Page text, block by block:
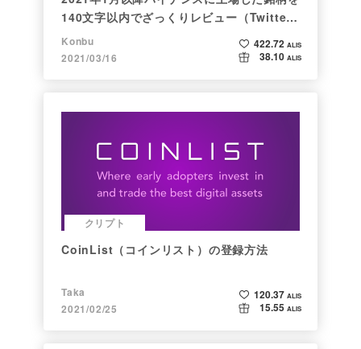
140文字以内でざっくりレビュー（Twitter
向け情報まとめ）
Konbu
2021/03/16
422.72 ALIS
38.10 ALIS
クリプト
CoinList（コインリスト）の登録方法
Taka
2021/02/25
120.37 ALIS
15.55 ALIS